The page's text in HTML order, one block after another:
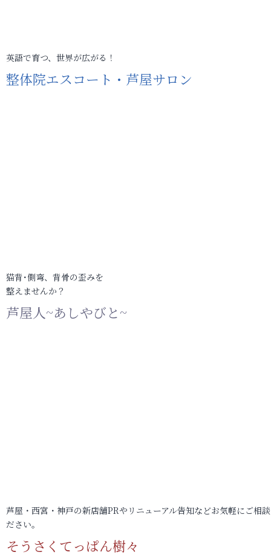
英語で育つ、世界が広がる！
整体院エスコート・芦屋サロン
猫背･側弯、背骨の歪みを
整えませんか？
芦屋人~あしやびと~
芦屋・西宮・神戸の新店舗PRやリニューアル告知などお気軽にご相
ださい。
そうさくてっぱん樹々